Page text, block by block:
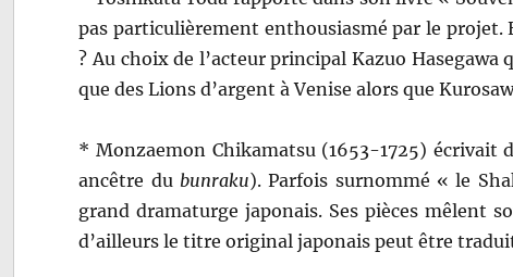
pas particulièrement enthousiasmé par le
? Au choix de l’acteur principal Kazuo Hasegawa
que des Lions d’argent à Venise alors que
* Monzaemon Chikamatsu (1653-1725) écrivait
ancêtre du bunraku). Parfois surnommé « le
grand dramaturge japonais. Ses pièces mêlent
d’ailleurs le titre original japonais peut être